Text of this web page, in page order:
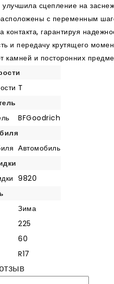
сцепление на
с переменным
контакта, гарантируя
и передачу крутящего
камней и посторонних
T
BFGoodrich
Автомобиль
9820
Зима
225
60
R17